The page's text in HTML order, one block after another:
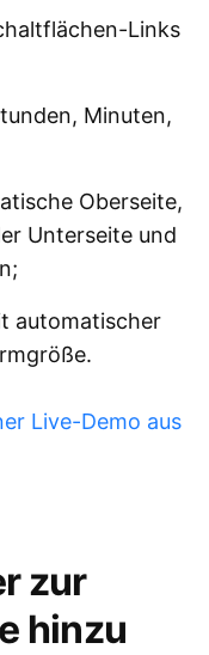
Links
Minuten,
Oberseite,
Unterseite und
automatischer
Live-Demo aus
zur
hinzu